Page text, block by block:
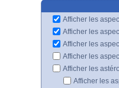
Afficher les
Afficher les
Afficher les
Afficher les
Afficher les
Afficher les